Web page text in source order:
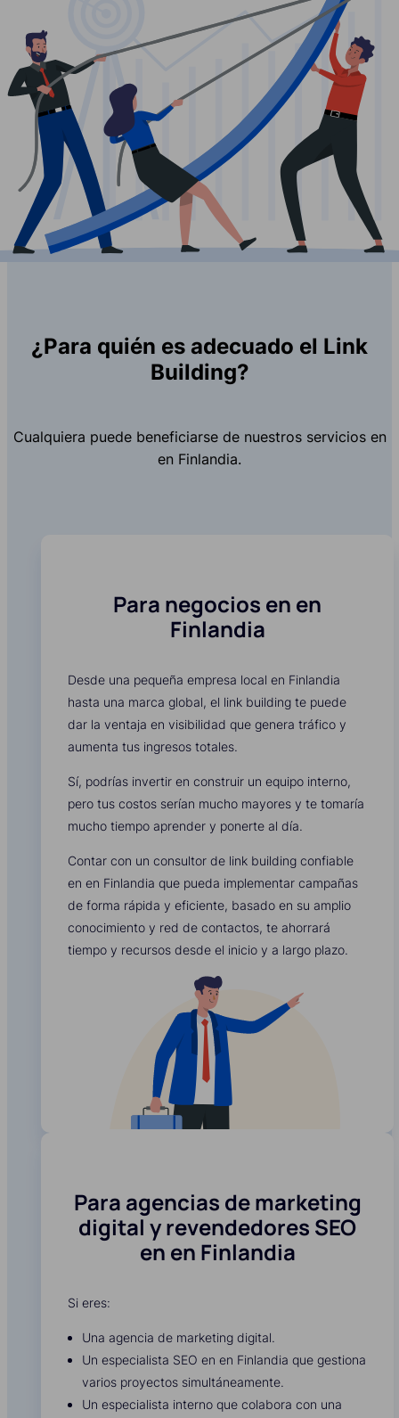
¿Para quién es adecuado el Link
Building?
Cualquiera puede beneficiarse de nuestros servicios en
en Finlandia.
Para negocios en en
Finlandia
Desde una pequeña empresa local en Finlandia
hasta una marca global, el link building te puede
dar la ventaja en visibilidad que genera tráfico y
aumenta tus ingresos totales.
Sí, podrías invertir en construir un equipo interno,
pero tus costos serían mucho mayores y te tomaría
mucho tiempo aprender y ponerte al día.
Contar con un consultor de link building confiable
en en Finlandia que pueda implementar campañas
de forma rápida y eficiente, basado en su amplio
conocimiento y red de contactos, te ahorrará
tiempo y recursos desde el inicio y a largo plazo.
Para agencias de marketing
digital y revendedores SEO
en en Finlandia
Si eres:
Una agencia de marketing digital.
Un especialista SEO en en Finlandia que gestiona
varios proyectos simultáneamente.
Un especialista interno que colabora con una